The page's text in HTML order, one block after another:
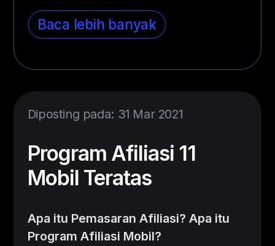
Baca lebih banyak
Diposting pada: 31 Mar 2021
Program Afiliasi 11
Mobil Teratas
Apa itu Pemasaran Afiliasi? Apa itu
Program Afiliasi Mobil?